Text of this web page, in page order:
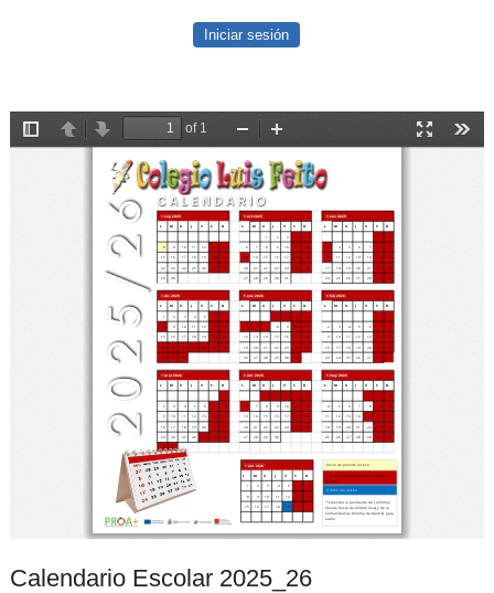
Iniciar sesión
Calendario Escolar 2025_26